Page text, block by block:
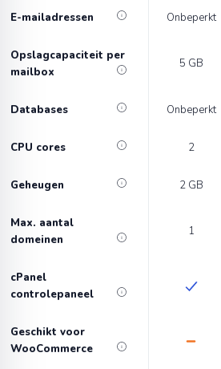
E-mailadressen Onbeperkt
Opslagcapaciteit per
mailbox
5 GB
Databases Onbeperkt
CPU cores 2
Geheugen 2 GB
Max. aantal
domeinen
1
cPanel
controlepaneel
Geschikt voor
WooCommerce